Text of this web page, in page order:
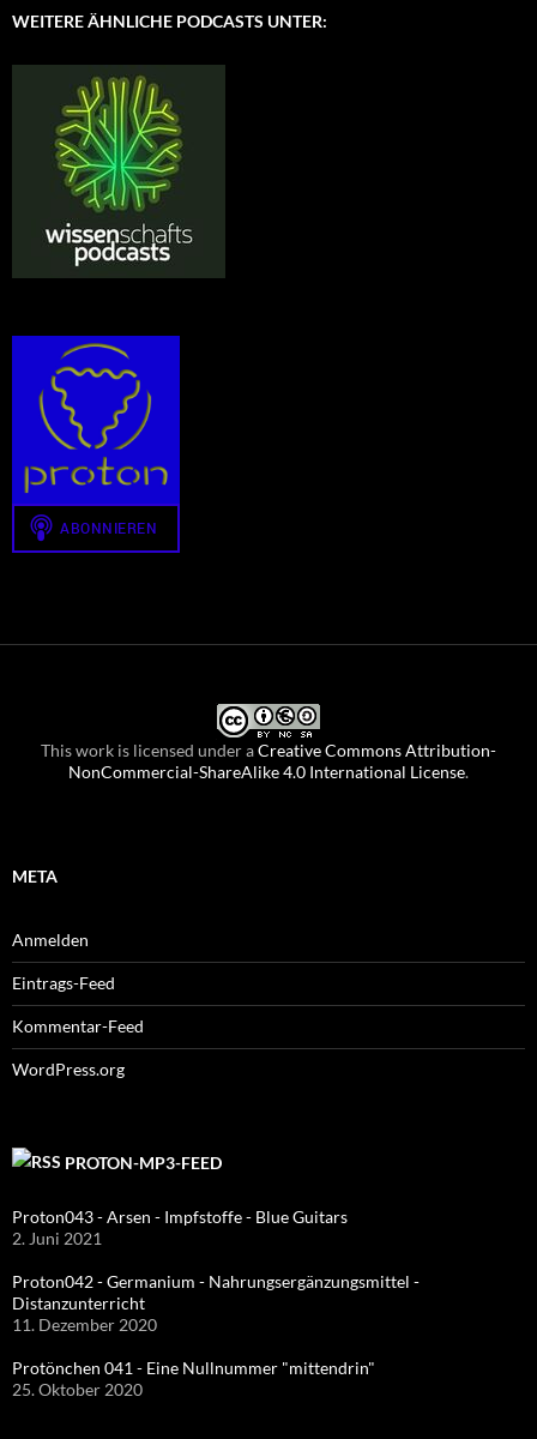
WEITERE ÄHNLICHE PODCASTS UNTER:
This work is licensed under aCreative Commons Attribution-
NonCommercial-ShareAlike 4.0 International License.
META
Anmelden
Eintrags-Feed
Kommentar-Feed
WordPress.org
PROTON-MP3-FEED
Proton043 - Arsen - Impfstoffe - Blue Guitars
2. Juni 2021
Proton042 - Germanium - Nahrungsergänzungsmittel -
Distanzunterricht
11. Dezember 2020
Protönchen 041 - Eine Nullnummer "mittendrin"
25. Oktober 2020